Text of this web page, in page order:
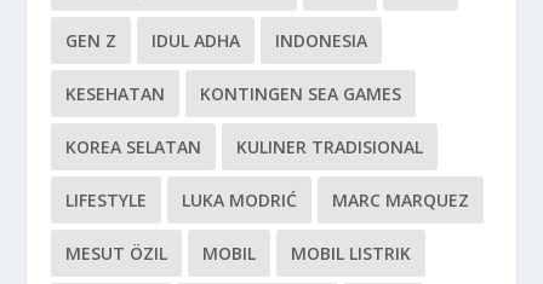
GEN Z IDUL ADHA INDONESIA
KESEHATAN KONTINGEN SEA GAMES
KOREA SELATAN KULINER TRADISIONAL
LIFESTYLE LUKA MODRIĆ MARC MARQUEZ
MESUT ÖZIL MOBIL MOBIL LISTRIK